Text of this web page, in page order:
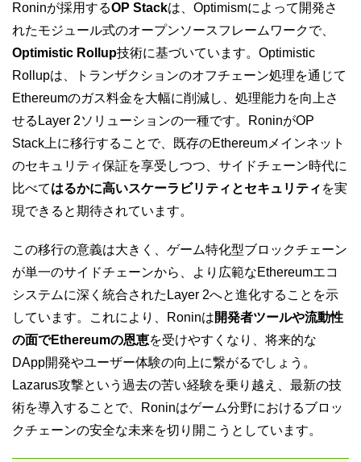
Roninが採用するOP Stackは、Optimismによって開発さ
れたモジュール式のオープンソースフレームワークで、
Optimistic Rollup技術に基づいています。Optimistic
Rollupは、トランザクションのオフチェーン処理を通じて
Ethereumのガス料金を大幅に削減し、処理能力を向上さ
せるLayer 2ソリューションの一種です。RoninがOP
Stack上に移行することで、既存のEthereumメインネット
のセキュリティ保証を享受しつつ、サイドチェーン時代に
比べてはるかに高いスケーラビリティとセキュリティ を実
現できると期待されています。
この移行の意義は大きく、ゲーム特化型ブロックチェーン
が単一のサイドチェーンから、より広範なEthereumエコ
システムに深く統合されたLayer 2へと進化することを示
しています。これにより、Roninは開発者ツールや流動性
の面でEthereumの恩恵を受けやすくなり、将来的な
DApp開発やユーザー体験の向上に繋がるでしょう。
Lazarus攻撃という過去の苦い経験を乗り越え、最新の技
術を導入することで、Roninはゲーム分野におけるブロッ
クチェーンの安全な未来を切り開こうとしています。